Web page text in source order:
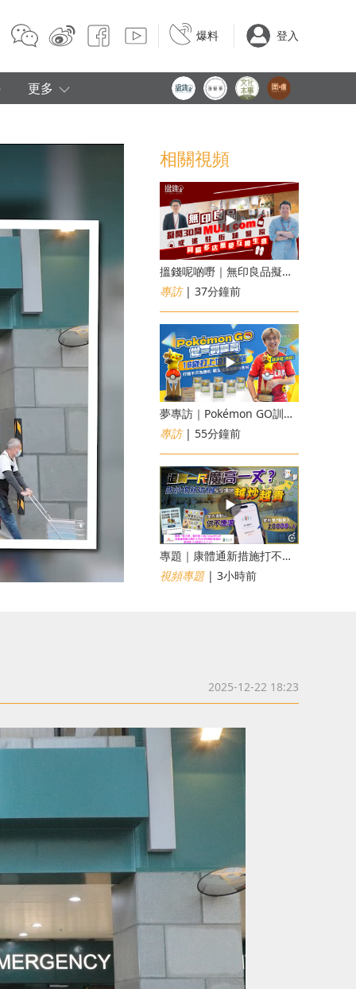
爆料 登入
更多
相關視頻
搵錢呢啲嘢｜無印良品擬開30間「MUJI com」 或進駐街舖醫院 同區多店無憂互搶生意
專訪| 37分鐘前
夢專訪｜Pokémon GO訓練員「蝦皮」16歲打上世界第一！戰友成最強後盾
專訪| 55分鐘前
專題｜康體通新措施打不倒黃牛？室內運動場一場難求越炒越貴
視頻專題| 3小時前
2025-12-22 18:23